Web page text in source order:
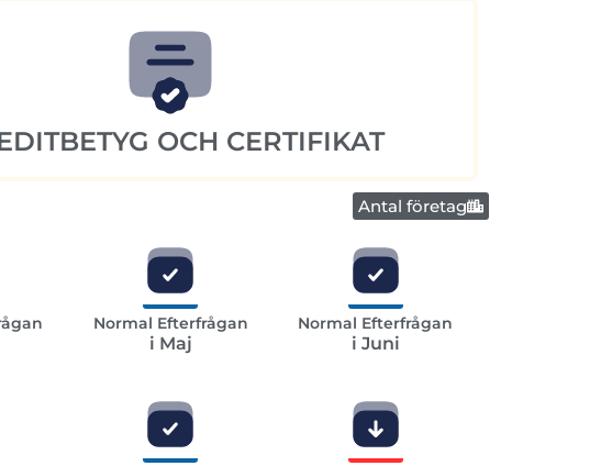
OCH CERTIFIKAT
Antal företag
Normal Efterfrågan
i Maj
Normal Efterfrågan
i Juni